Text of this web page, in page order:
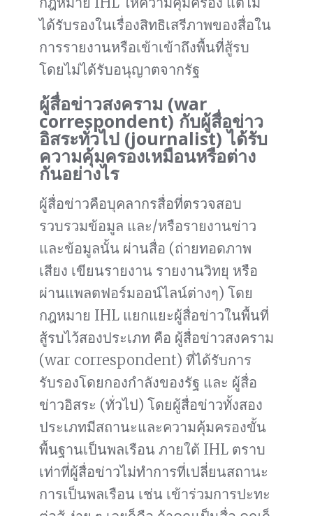
ได้รับรองในเรื่องสิทธิเสรีภาพของสื่อใน
การรายงานหรือเข้าเข้าถึงพื้นที่สู้รบ
โดยไม่ได้รับอนุญาตจากรัฐ
ผู้สื่อข่าวสงคราม (war
correspondent) กับผู้สื่อข่าว
อิสระทั่วไป (journalist) ได้รับ
ความคุ้มครองเหมือนหรือต่าง
กันอย่างไร
ผู้สื่อข่าวคือบุคลากรสื่อที่ตรวจสอบ
รวบรวมข้อมูล และ/หรือรายงานข่าว
และข้อมูลนั้น ผ่านสื่อ (ถ่ายทอดภาพ
เสียง เขียนรายงาน รายงานวิทยุ หรือ
ผ่านแพลตฟอร์มออน์ไลน์ต่างๆ) โดย
กฎหมาย IHL แยกแยะผู้สื่อข่าวในพื้นที่
สู้รบไว้สองประเภท คือ ผู้สื่อข่าวสงคราม
(war correspondent) ที่ได้รับการ
รับรองโดยกองกำลังของรัฐ และ ผู้สื่อ
ข่าวอิสระ (ทั่วไป) โดยผู้สื่อข่าวทั้งสอง
ประเภทมีสถานะและความคุ้มครองขั้น
พื้นฐานเป็นพลเรือน ภายใต้ IHL ตราบ
เท่าที่ผู้สื่อข่าวไม่ทำการที่เปลี่ยนสถานะ
การเป็นพลเรือน เช่น เข้าร่วมการปะทะ